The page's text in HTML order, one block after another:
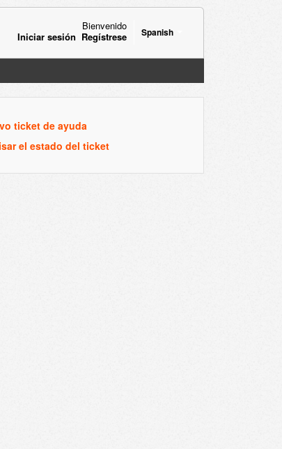
Spanish
Bienvenido
Iniciar sesión Regístrese
ticket de ayuda
el estado del ticket